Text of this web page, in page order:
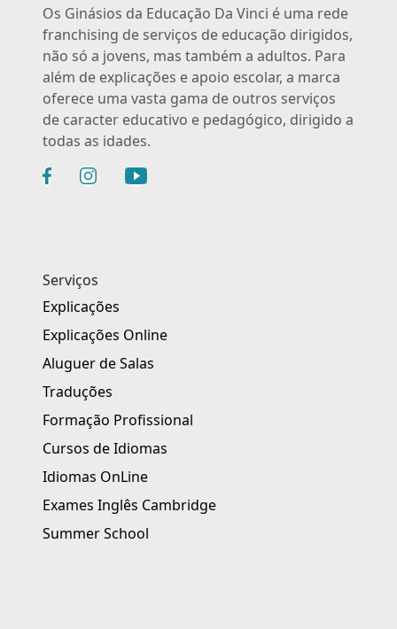
Os Ginásios da Educação Da Vinci é uma rede
franchising de serviços de educação dirigidos,
não só a jovens, mas também a adultos. Para
além de explicações e apoio escolar, a marca
oferece uma vasta gama de outros serviços
de caracter educativo e pedagógico, dirigido a
todas as idades.
Serviços
Explicações
Explicações Online
Aluguer de Salas
Traduções
Formação Profissional
Cursos de Idiomas
Idiomas OnLine
Exames Inglês Cambridge
Summer School